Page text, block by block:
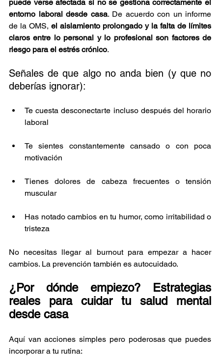
puede verse afectada si no se gestiona correctamente el
entorno laboral desde casa. De acuerdo con un informe
de la OMS, el aislamiento prolongado y la falta de límites
claros entre lo personal y lo profesional son factores de
riesgo para el estrés crónico.
Señales de que algo no anda bien (y que no
deberías ignorar):
Te cuesta desconectarte incluso después del horario
laboral
Te sientes constantemente cansado o con poca
motivación
Tienes dolores de cabeza frecuentes o tensión
muscular
Has notado cambios en tu humor, como irritabilidad o
tristeza
No necesitas llegar al burnout para empezar a hacer
cambios. La prevención también es autocuidado.
¿Por dónde empiezo? Estrategias
reales para cuidar tu salud mental
desde casa
Aquí van acciones simples pero poderosas que puedes
incorporar a tu rutina: